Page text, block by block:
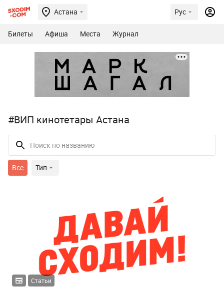
Астана Рус
Билеты Афиша Места Журнал
#ВИП кинотетары Астана
Все Тип
Статьи